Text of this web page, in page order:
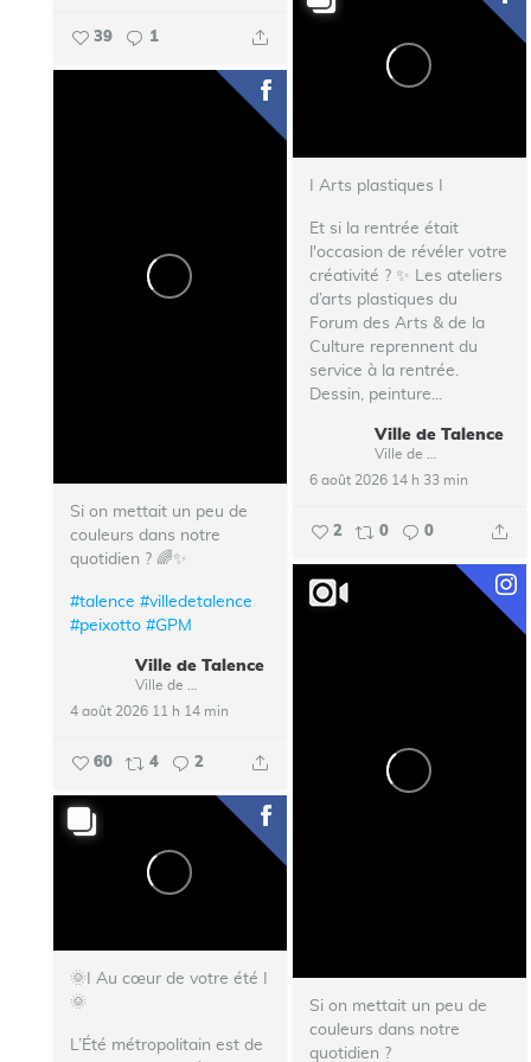
39 1
I Arts plastiques I
Et si la rentrée était
l'occasion de révéler votre
créativité ? ✨ Les ateliers
d’arts plastiques du
Forum des Arts & de la
Culture reprennent du
service à la rentrée.
Dessin, peinture...
Ville de Talence
6 août 2026 14 h 33 min
2 0 0
Si on mettait un peu de
couleurs dans notre
quotidien ? 🌈✨
#talence #villedetalence
#peixotto #GPM
Ville de Talence
4 août 2026 11 h 14 min
60 4 2
Si on mettait un peu de
couleurs dans notre
quotidien ?
🌞I Au cœur de votre été I
🌞
L’Été métropolitain est de